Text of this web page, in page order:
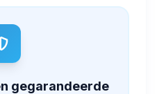
gegarandeerde